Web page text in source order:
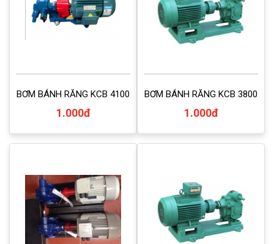
BƠM BÁNH RĂNG KCB 4100
1.000đ
BƠM BÁNH RĂNG KCB 3800
1.000đ